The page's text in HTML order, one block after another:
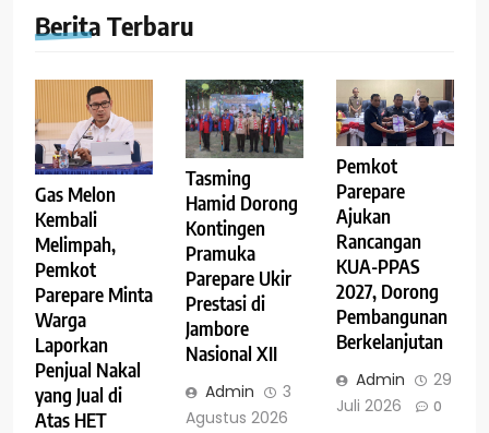
Berita Terbaru
Gas Melon
Kembali
Melimpah,
Pemkot
Parepare Minta
Warga
Laporkan
Penjual Nakal
yang Jual di
Atas HET
Tasming
Hamid Dorong
Kontingen
Pramuka
Parepare Ukir
Prestasi di
Jambore
Nasional XII
Admin
3
Agustus 2026
Pemkot
Parepare
Ajukan
Rancangan
KUA-PPAS
2027, Dorong
Pembangunan
Berkelanjutan
Admin
29
Juli 2026
0